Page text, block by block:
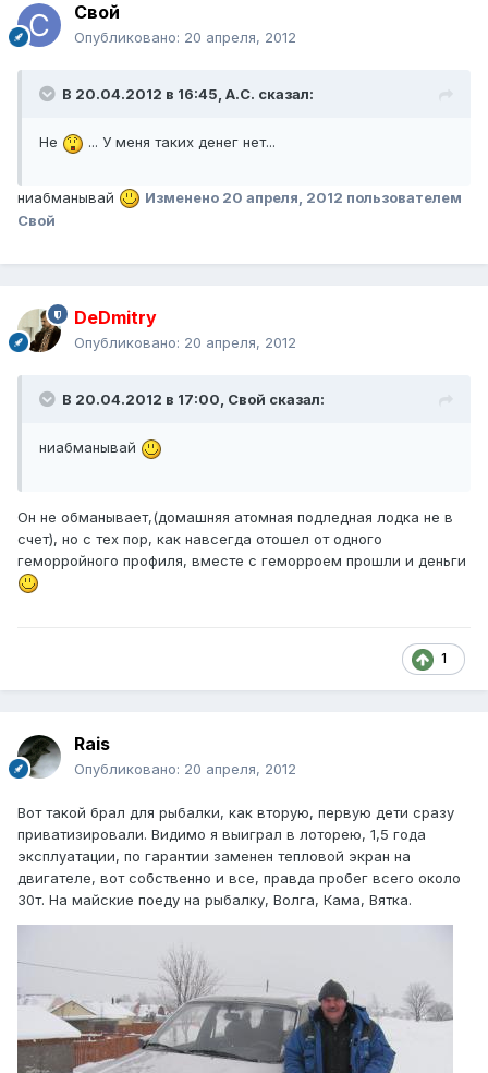
Свой
Опубликовано: 20 апреля, 2012
В 20.04.2012 в 16:45, А.С. сказал:
Не ... У меня таких денег нет...
ниабманывай Изменено 20 апреля, 2012 пользователем
Свой
DeDmitry
Опубликовано: 20 апреля, 2012
В 20.04.2012 в 17:00, Свой сказал:
ниабманывай
Он не обманывает,(домашняя атомная подледная лодка не в
счет), но с тех пор, как навсегда отошел от одного
геморройного профиля, вместе с геморроем прошли и деньги
1
Rais
Опубликовано: 20 апреля, 2012
Вот такой брал для рыбалки, как вторую, первую дети сразу
приватизировали. Видимо я выиграл в лоторею, 1,5 года
эксплуатации, по гарантии заменен тепловой экран на
двигателе, вот собственно и все, правда пробег всего около
30т. На майские поеду на рыбалку, Волга, Кама, Вятка.